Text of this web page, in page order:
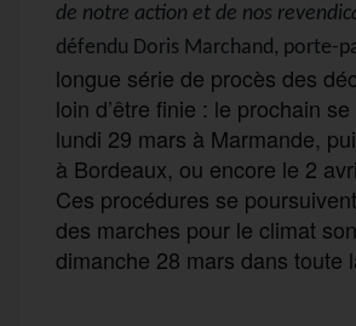
de notre action et de nos
défendu Doris Marchand, porte-
longue série de procès des
loin d’être finie : le prochain
lundi 29 mars à Marmande,
à Bordeaux, ou encore le 2
Ces procédures se
des marches pour le climat
dimanche 28 mars dans toute